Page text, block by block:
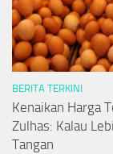
BERITA TERKINI
Kenaikan Harga
Zulhas: Kalau
Tangan